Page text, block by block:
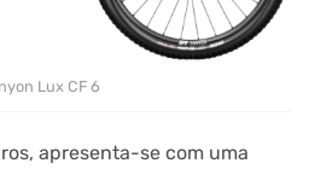
Lux CF 6
apresenta-se com uma